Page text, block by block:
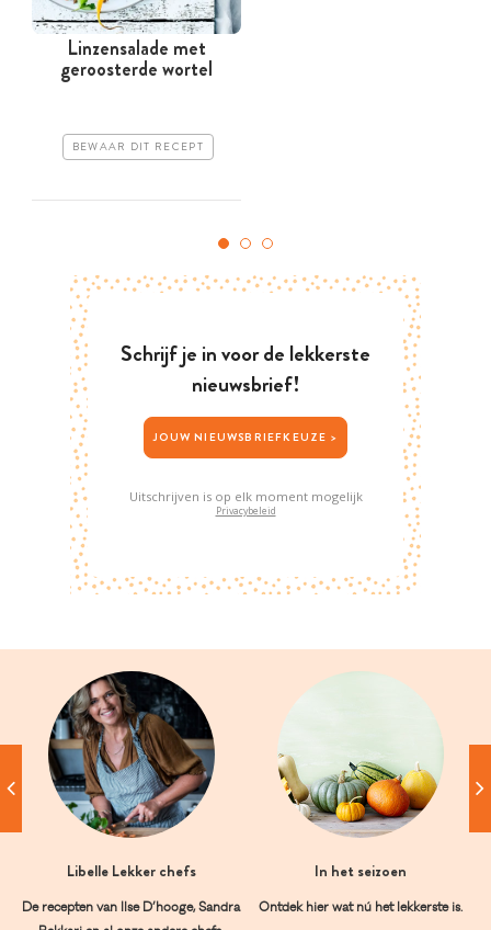
Linzensalade met
geroosterde wortel
BEWAAR DIT RECEPT
Schrijf je in voor de lekkerste
nieuwsbrief!
JOUW NIEUWSBRIEFKEUZE >
Uitschrijven is op elk moment mogelijk
Privacybeleid
Libelle Lekker chefs
De recepten van Ilse D’hooge, Sandra
In het seizoen
Ontdek hier wat nú het lekkerste is.